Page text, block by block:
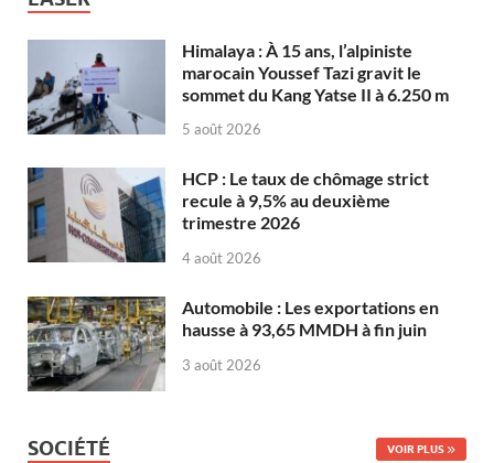
Himalaya : À 15 ans, l’alpiniste
marocain Youssef Tazi gravit le
sommet du Kang Yatse II à 6.250 m
5 août 2026
HCP : Le taux de chômage strict
recule à 9,5% au deuxième
trimestre 2026
4 août 2026
Automobile : Les exportations en
hausse à 93,65 MMDH à fin juin
3 août 2026
SOCIÉTÉ VOIR PLUS